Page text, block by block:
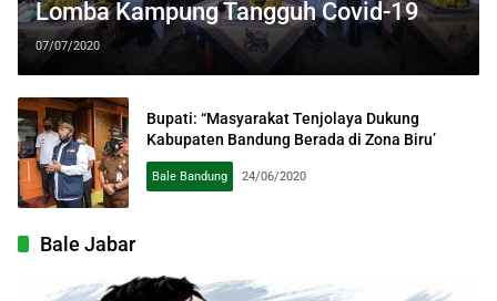
Lomba Kampung Tangguh Covid-19
07/07/2020
Bupati: “Masyarakat Tenjolaya Dukung
Kabupaten Bandung Berada di Zona Biru’
Bale Bandung 24/06/2020
Bale Jabar